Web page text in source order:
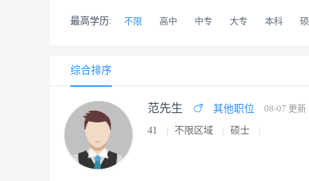
最高学历: 不限 高中 中专 大专 本科
综合排序
范先生 其他职位 08-07 更新
41 不限区域 硕士